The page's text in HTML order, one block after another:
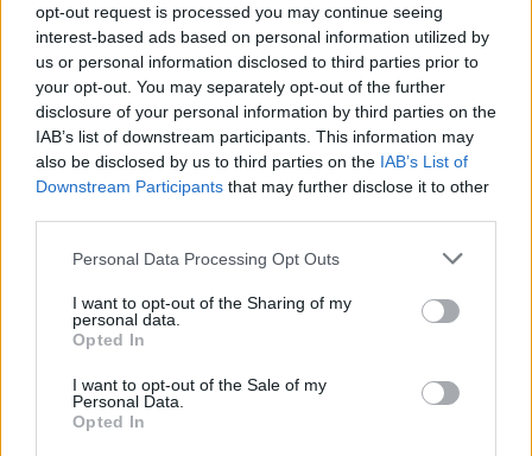
opt-out request is processed you may continue seeing
interest-based ads based on personal information utilized by
us or personal information disclosed to third parties prior to
your opt-out. You may separately opt-out of the further
disclosure of your personal information by third parties on the
IAB’s list of downstream participants. This information may
also be disclosed by us to third parties on the IAB’s List of
Downstream Participants that may further disclose it to other
Please note that this website/app uses one or more Google
not limited to your visit or usage behaviour. You may click to
grant or deny consent to Google and its third-party tags to
use your data for below specified purposes in below Google
consent section.
Personal Data Processing Opt Outs
I want to opt-out of the Sharing of my
personal data.
Opted In
I want to opt-out of the Sale of my
Personal Data.
Opted In
Την ίδια ώρα οι τιμές έχουν εκτοξευτεί στα ύψη,
με αποτέλεσμα, ακόμη και αν βρεθεί ένα ακίνητο
που να ταιριάζει στις προδιαγραφές, τις οποίες
έχει θέσει ο ενδιαφερόμενος, να μη μπορεί να
νοικιαστεί εύκολα, καθώς συχνά το ποσό που θα
πρέπει να καταβάλει ο υποψήφιος ενοικιαστής